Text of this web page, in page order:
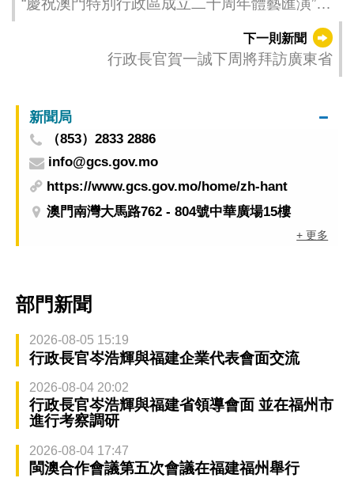
“慶祝澳門特別行政區成立二十周年體藝匯演”圓
下一則新聞
行政長官賀一誠下周將拜訪廣東省
新聞局
（853）2833 2886
info@gcs.gov.mo
https://www.gcs.gov.mo/home/zh-hant
澳門南灣大馬路762 - 804號中華廣場15樓
+ 更多
部門新聞
2026-08-05 15:19
行政長官岑浩輝與福建企業代表會面交流
2026-08-04 20:02
行政長官岑浩輝與福建省領導會面 並在福州市
進行考察調研
2026-08-04 17:47
閩澳合作會議第五次會議在福建福州舉行